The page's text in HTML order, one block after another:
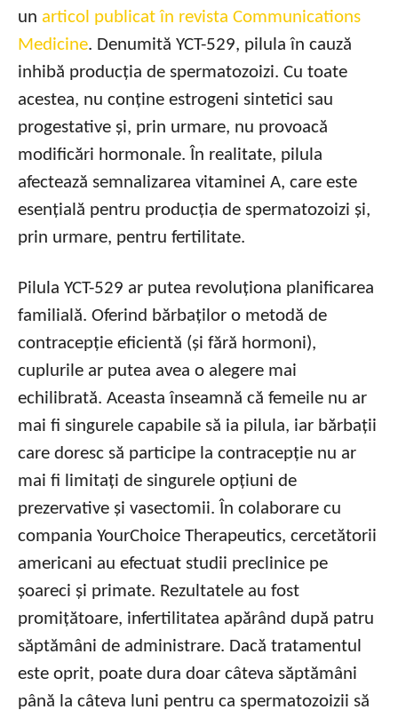
un articol publicat în revista Communications
Medicine. Denumită YCT-529, pilula în cauză
inhibă producția de spermatozoizi. Cu toate
acestea, nu conține estrogeni sintetici sau
progestative și, prin urmare, nu provoacă
modificări hormonale. În realitate, pilula
afectează semnalizarea vitaminei A, care este
esențială pentru producția de spermatozoizi și,
prin urmare, pentru fertilitate.
Pilula YCT-529 ar putea revoluționa planificarea
familială. Oferind bărbaților o metodă de
contracepție eficientă (și fără hormoni),
cuplurile ar putea avea o alegere mai
echilibrată. Aceasta înseamnă că femeile nu ar
mai fi singurele capabile să ia pilula, iar bărbații
care doresc să participe la contracepție nu ar
mai fi limitați de singurele opțiuni de
prezervative și vasectomii. În colaborare cu
compania YourChoice Therapeutics, cercetătorii
americani au efectuat studii preclinice pe
șoareci și primate. Rezultatele au fost
promițătoare, infertilitatea apărând după patru
săptămâni de administrare. Dacă tratamentul
este oprit, poate dura doar câteva săptămâni
până la câteva luni pentru ca spermatozoizii să